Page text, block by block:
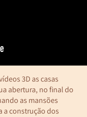
3D as casas
abertura, no final do
as mansões
a construção dos